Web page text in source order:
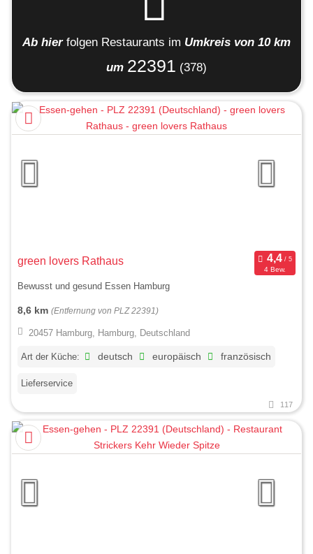
Ab hier folgen Restaurants im Umkreis von 10 km
um 22391 (378)
green lovers Rathaus
4 Bew.
Bewusst und gesund Essen Hamburg
8,6 km (Entfernung von PLZ 22391)
20457 Hamburg, Hamburg, Deutschland
Art der Küche: deutsch europäisch französisch
Lieferservice
117